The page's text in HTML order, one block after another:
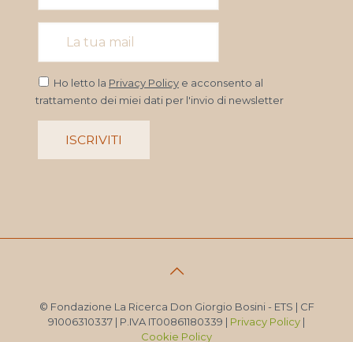
Ho letto la Privacy Policy e acconsento al
trattamento dei miei dati per l'invio di newsletter
© Fondazione La Ricerca Don Giorgio Bosini - ETS | CF
91006310337 | P.IVA IT00861180339 | Privacy Policy |
Cookie Policy